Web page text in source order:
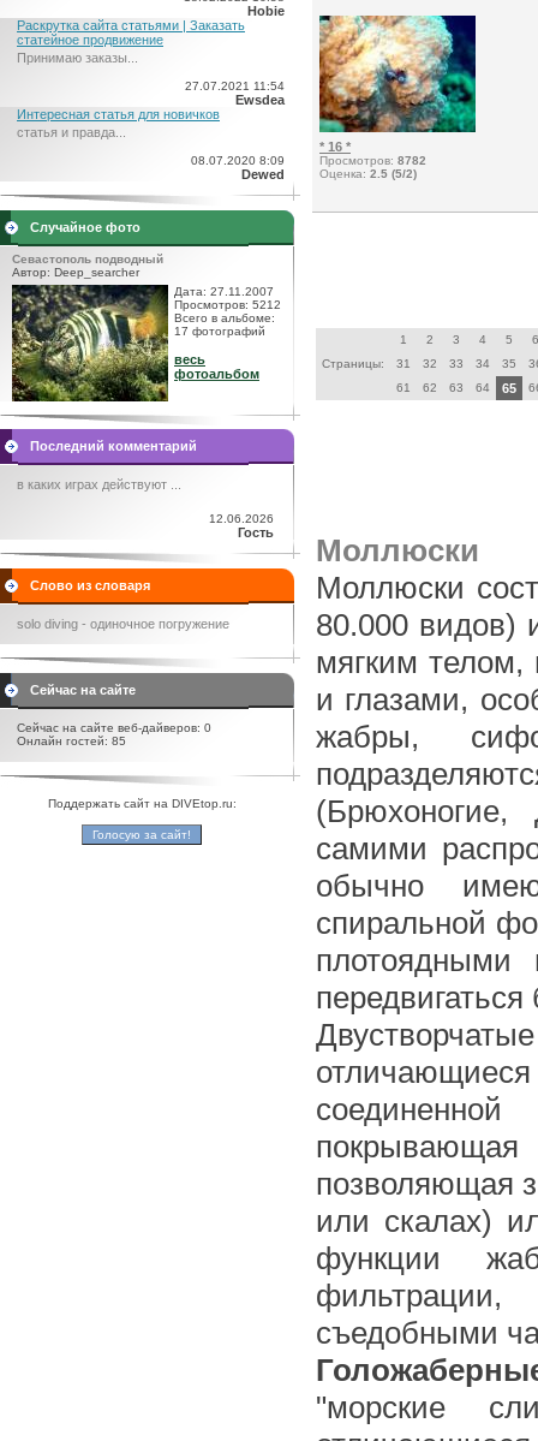
Hobie
Раскрутка сайта статьями | Заказать
статейное продвижение
Принимаю заказы...
27.07.2021 11:54
Ewsdea
Интересная статья для новичков
статья и правда...
08.07.2020 8:09
Dewed
Случайное фото
Севастополь подводный
Автор: Deep_searcher
Дата: 27.11.2007
Просмотров: 5212
Всего в альбоме:
17 фотографий
весь
фотоальбом
Последний комментарий
в каких играх действуют ...
12.06.2026
Гость
Слово из словаря
solo diving - одиночное погружение
Сейчас на сайте
Сейчас на сайте веб-дайверов: 0
Онлайн гостей: 85
Поддержать сайт на DIVEtop.ru:
* 16 *
Просмотров: 8782
Оценка: 2.5 (5/2)
Страницы:
1 2 3 4 5
6
31
32 33 34 35
61
62 63 64 65
Моллюски
Моллюски
80.000 видов)
мягким телом,
и глазами,
жабры,
(Брюхоногие,
самими
обычно
спиральной
передвигаться
позволяющая
или скалах)
функции
съедобными
"морские